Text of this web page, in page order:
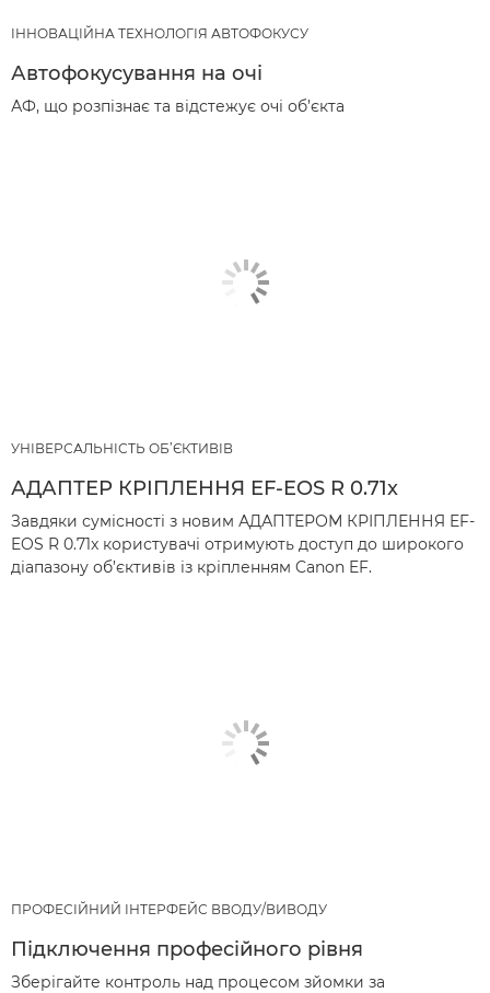
ІННОВАЦІЙНА ТЕХНОЛОГІЯ АВТОФОКУСУ
Автофокусування на очі
АФ, що розпізнає та відстежує очі об’єкта
УНІВЕРСАЛЬНІСТЬ ОБ’ЄКТИВІВ
АДАПТЕР КРІПЛЕННЯ EF-EOS R 0.71x
Завдяки сумісності з новим АДАПТЕРОМ КРІПЛЕННЯ EF-
EOS R 0.71x користувачі отримують доступ до широкого
діапазону об’єктивів із кріпленням Canon EF.
ПРОФЕСІЙНИЙ ІНТЕРФЕЙС ВВОДУ/ВИВОДУ
Підключення професійного рівня
Зберігайте контроль над процесом зйомки за